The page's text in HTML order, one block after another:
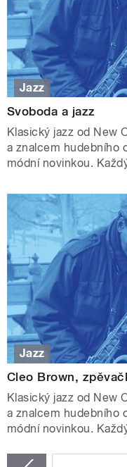
Jazz
Svoboda a jazz
Klasický jazz od New
a znalcem hudebního
módní novinkou.
Jazz
Cleo Brown,
Klasický jazz od New
a znalcem hudebního
módní novinkou.